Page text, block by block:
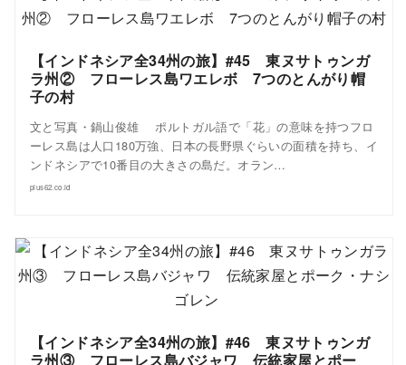
【インドネシア全34州の旅】#45 東ヌサトゥンガ
ラ州② フローレス島ワエレボ 7つのとんがり帽
子の村
文と写真・鍋山俊雄 ポルトガル語で「花」の意味を持つフロ
ーレス島は人口180万強、日本の長野県ぐらいの面積を持ち、イ
ンドネシアで10番目の大きさの島だ。オラン…
plus62.co.id
【インドネシア全34州の旅】#46 東ヌサトゥンガ
ラ州③ フローレス島バジャワ 伝統家屋とポー